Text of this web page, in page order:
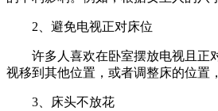
2、避免电视正对床位
许多人喜欢在卧室摆放电视且正
视移到其他位置，或者调整床的位置
3、床头不放花